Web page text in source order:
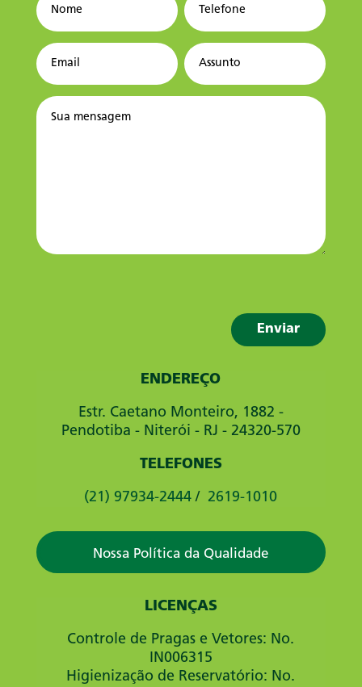
ENDEREÇO
Estr. Caetano Monteiro, 1882 -
Pendotiba - Niterói - RJ - 24320-570
TELEFONES
(21) 97934-2444 / 2619-1010
Nossa Política da Qualidade
LICENÇAS
Controle de Pragas e Vetores: No.
IN006315
Higienização de Reservatório: No.